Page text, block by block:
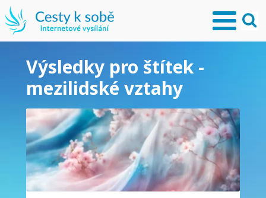
Výsledky pro štítek -
mezilidské vztahy